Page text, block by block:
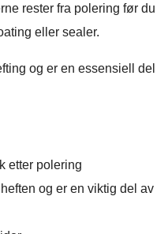
rester fra polering før du
eller sealer.
og er en essensiell del
etter polering
og er en viktig del av